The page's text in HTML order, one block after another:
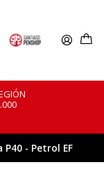
P40 - Petrol EF